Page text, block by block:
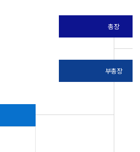
총장
부총장